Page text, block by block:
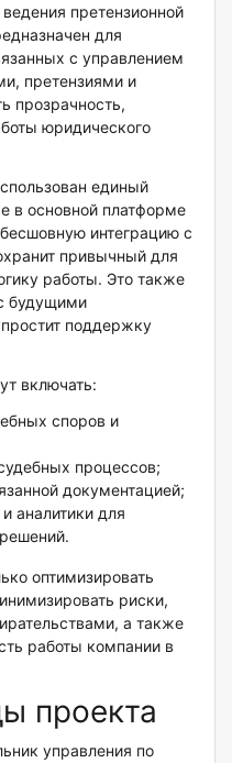
претензионной
для
с управлением
претензиями и
прозрачность,
юридического
единый
в основной платформе
интеграцию с
привычный для
работы. Это также
будущими
поддержку
включать:
споров и
процессов;
документацией;
аналитики для
оптимизировать
риски,
а также
работы компании в
проекта
управления по